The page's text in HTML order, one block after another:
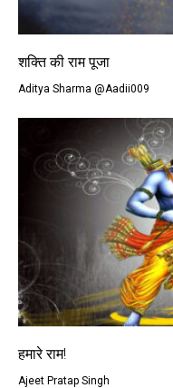
शक्ति की राम पूजा
Aditya Sharma @Aadii009
हमारे राम!
Ajeet Pratap Singh